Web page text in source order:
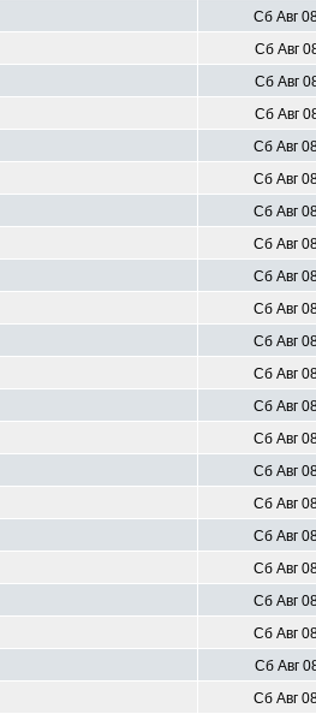
Сб Авг
Сб Авг
Сб Авг
Сб Авг
Сб Авг
Сб Авг
Сб Авг
Сб Авг
Сб Авг
Сб Авг
Сб Авг
Сб Авг
Сб Авг
Сб Авг
Сб Авг
Сб Авг
Сб Авг
Сб Авг
Сб Авг
Сб Авг
Сб Авг
Сб Авг